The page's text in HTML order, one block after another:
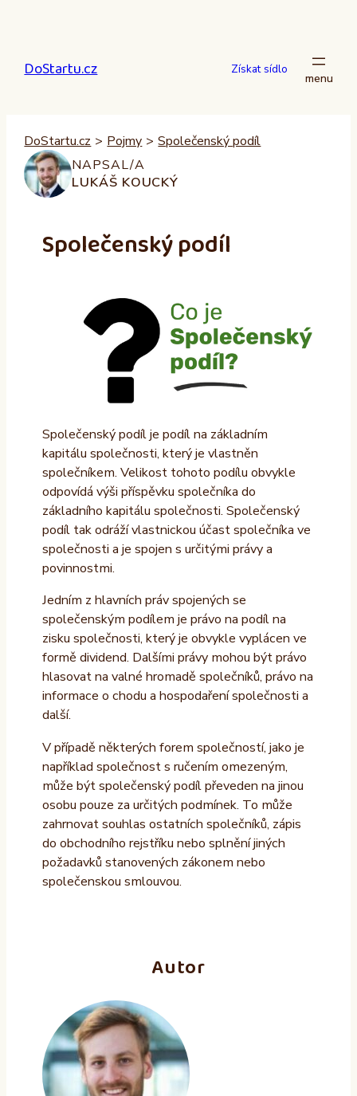
DoStartu.cz Získat sídlo
DoStartu.cz > Pojmy > Společenský podíl
NAPSAL/A
LUKÁŠ KOUCKÝ
Společenský podíl
Společenský podíl je podíl na základním
kapitálu společnosti, který je vlastněn
společníkem. Velikost tohoto podílu obvykle
odpovídá výši příspěvku společníka do
základního kapitálu společnosti. Společenský
podíl tak odráží vlastnickou účast společníka ve
společnosti a je spojen s určitými právy a
povinnostmi.
Jedním z hlavních práv spojených se
společenským podílem je právo na podíl na
zisku společnosti, který je obvykle vyplácen ve
formě dividend. Dalšími právy mohou být právo
hlasovat na valné hromadě společníků, právo na
informace o chodu a hospodaření společnosti a
další.
V případě některých forem společností, jako je
například společnost s ručením omezeným,
může být společenský podíl převeden na jinou
osobu pouze za určitých podmínek. To může
zahrnovat souhlas ostatních společníků, zápis
do obchodního rejstříku nebo splnění jiných
požadavků stanovených zákonem nebo
společenskou smlouvou.
Autor